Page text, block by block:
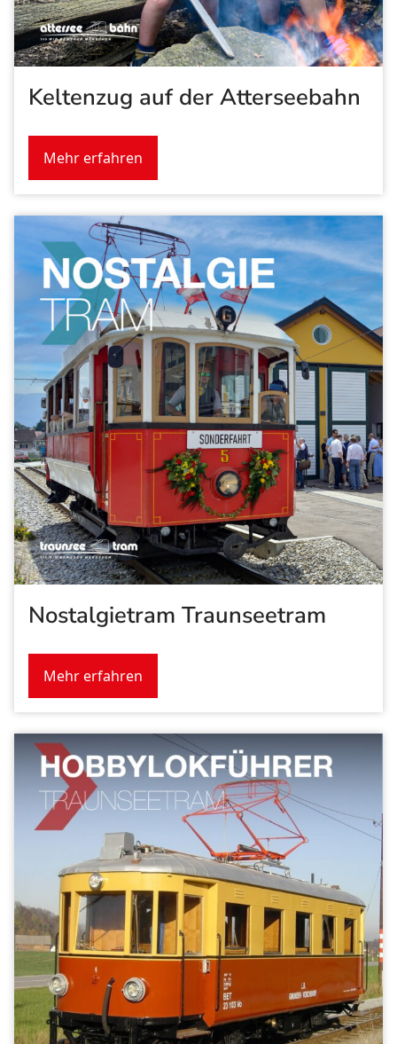
Keltenzug auf der Atterseebahn
Mehr erfahren
Nostalgietram Traunseetram
Mehr erfahren